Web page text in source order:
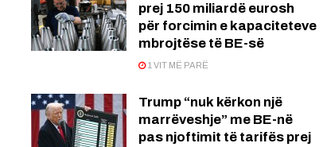
prej 150 miliardë eurosh
për forcimin e kapaciteteve
mbrojtëse të BE-së
1 VIT MË PARË
Trump “nuk kërkon një
marrëveshje” me BE-në
pas njoftimit të tarifës prej